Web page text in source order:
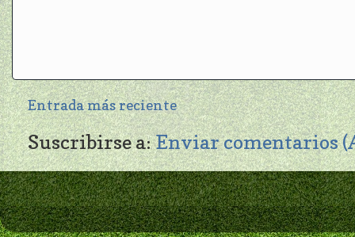
Entrada más reciente
Suscribirse a:Enviar comentarios